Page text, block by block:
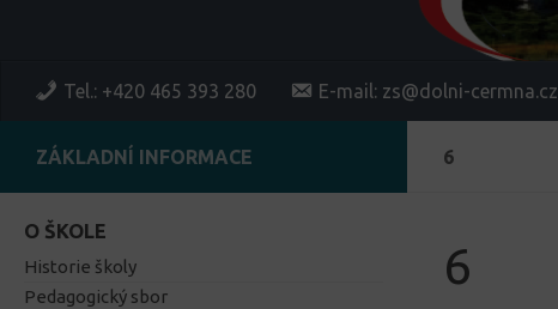
Tel.: +420 465 393 280 E-mail: zs@dolni-cermna.cz
6
6
ZÁKLADNÍ INFORMACE
O ŠKOLE
Historie školy
Pedagogický sbor